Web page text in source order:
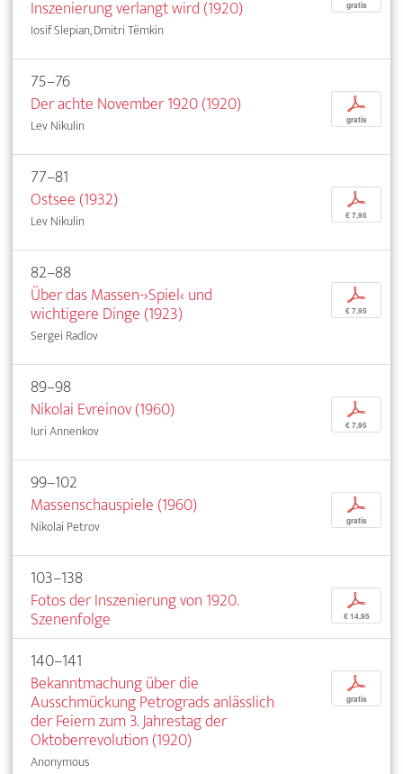
Inszenierung verlangt wird (1920)
Iosif Slepian, Dmitri Tëmkin
gratis
75–76
Der achte November 1920 (1920)
Lev Nikulin
p
gratis
77–81
Ostsee (1932)
Lev Nikulin
p
€ 7,95
82–88
Über das Massen-›Spiel‹ und
wichtigere Dinge (1923)
Sergei Radlov
p
€ 7,95
89–98
Nikolai Evreinov (1960)
Iuri Annenkov
p
€ 7,95
99–102
Massenschauspiele (1960)
Nikolai Petrov
p
gratis
103–138
Fotos der Inszenierung von 1920.
Szenenfolge
p
€ 14,95
140–141
Bekanntmachung über die
Ausschmückung Petrograds anlässlich
der Feiern zum 3. Jahrestag der
Oktoberrevolution (1920)
Anonymous
p
gratis